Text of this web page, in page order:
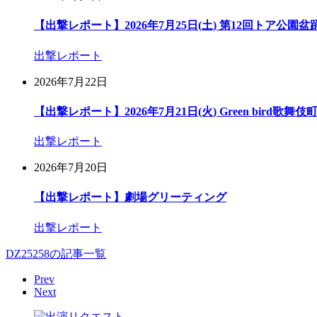
【出撃レポート】2026年7月25日(土) 第12回トア公園盆
出撃レポート
2026年7月22日
【出撃レポート】2026年7月21日(火) Green bird歌舞伎
出撃レポート
2026年7月20日
【出撃レポート】劇場グリーティング
出撃レポート
DZ25258の記事一覧
Prev
Next